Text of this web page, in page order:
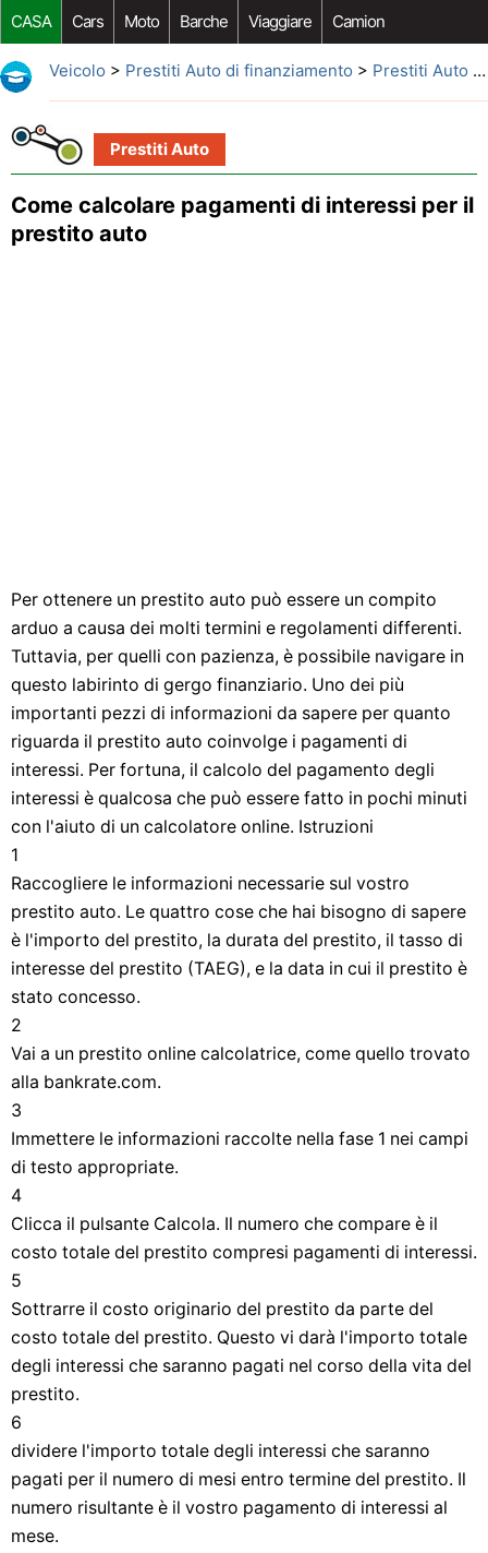
CASA Cars Moto Barche Viaggiare Camion
Riparazione Auto Acquisto Auto Car Opzioni Aftermarket
Veicolo > Prestiti Auto di finanziamento > Prestiti Auto
Prestiti Auto
Come calcolare pagamenti di interessi per il
prestito auto
Per ottenere un prestito auto può essere un compito
arduo a causa dei molti termini e regolamenti differenti.
Tuttavia, per quelli con pazienza, è possibile navigare in
questo labirinto di gergo finanziario. Uno dei più
importanti pezzi di informazioni da sapere per quanto
riguarda il prestito auto coinvolge i pagamenti di
interessi. Per fortuna, il calcolo del pagamento degli
interessi è qualcosa che può essere fatto in pochi minuti
con l'aiuto di un calcolatore online. Istruzioni
1
Raccogliere le informazioni necessarie sul vostro
prestito auto. Le quattro cose che hai bisogno di sapere
è l'importo del prestito, la durata del prestito, il tasso di
interesse del prestito (TAEG), e la data in cui il prestito è
stato concesso.
2
Vai a un prestito online calcolatrice, come quello trovato
alla bankrate.com.
3
Immettere le informazioni raccolte nella fase 1 nei campi
di testo appropriate.
4
Clicca il pulsante Calcola. Il numero che compare è il
costo totale del prestito compresi pagamenti di interessi.
5
Sottrarre il costo originario del prestito da parte del
costo totale del prestito. Questo vi darà l'importo totale
degli interessi che saranno pagati nel corso della vita del
prestito.
6
dividere l'importo totale degli interessi che saranno
pagati per il numero di mesi entro termine del prestito. Il
numero risultante è il vostro pagamento di interessi al
mese.